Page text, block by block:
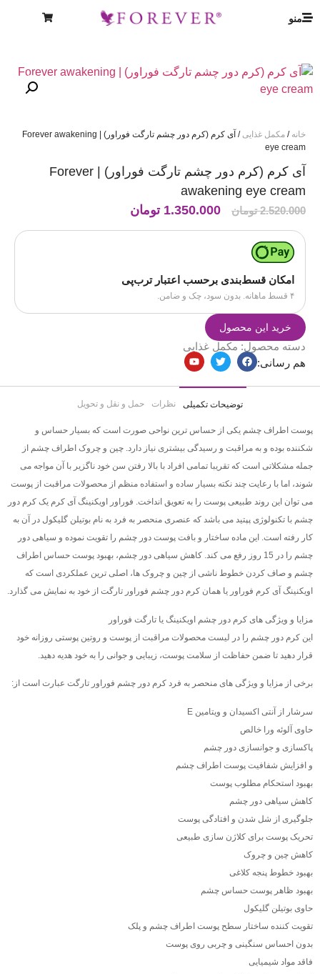
منو
خانه / مکمل غذایی
/ آی کرم (کرم دور چشم تارگت فوراور) | Forever awakening
eye cream
آی کرم (کرم دور چشم تارگت فوراور) | Forever
awakening eye cream
2.520.000 تومان 1.350.000 تومان
امکان قسط‌بندی برحسب اعتبار ترب‌پی
۴ قسط ماهانه. بدون سود، چک و ضامن.
خرید این محصول
دسته محصول: مکمل غذایی
هم رسانی:
توضیحات تکمیلی نظرات حمل و نقل و تحویل
پوست اطراف چشم یکی از حساس ترین نواحی صورت است که بسیار حساس و
شکننده بوده و به مراقبت و رسیدگی بیشتری نیاز دارد. چین و چروک اطراف چشم از
جمله مشکلاتی است که تقریبا تمامی افراد با بالا رفتن سن خود ناگزیر با آن مواجه می
شوند، اما با رعایت چند نکته بسیار ساده و استفاده منظم از محصولات مراقبت از پوست
می توان این روند طبیعی پوست را به تعویق انداخت. فوراور اویکنینگ آی کرم یک کرم دور
چشم با تکنولوژی پپتید می باشد که عنصری منحصر به فرد به نام بوتیلن گلیکول در آن به
کار رفته است. این ماده ساختار و بافت پوست دور چشم را تقویت نموده و سیاهی دور
چشم را در 15 روز رفع می کند. کاهش سیاهی دور چشم، بهبود پوست حساس اطراف
چشم و صاف کردن خطوط ناشی از چین و چروک ها، اصلی ترین عملکردی است که
اویکنینگ آی کرم فوراور یا همان کرم دور چشم فوراور تارگت از خود به نمایش می گذارد.
مزایا و ویژگی های کرم دور چشم اویکنینگ یا تارگت فوراور
این کرم دور چشم را در لیست محصولات مراقبت از پوست و روتین پوستی روزانه خود
قرار دهید تا ضمن حفاظت از سلامت پوست، زیبایی و جوانی را به خود هدیه دهید.
برخی از مزایا و ویژگی های منحصر به فرد کرم دور چشم فوراور تارگت عبارت است از:
سرشار از آنتی اکسیدان و ویتامین E
حاوی آلوئه ورا خالص
پاکسازی و جوانسازی دور چشم
و افزایش شفافیت پوست اطراف چشم
بهبود استحکام مطلوب پوست
کاهش سیاهی دور چشم
جلوگیری از شل شدن و افتادگی پوست
تحریک پوست برای کلاژن سازی طبیعی
کاهش چین و چروک
بهبود خطوط پنجه کلاغی
بهبود ظاهر پوست حساس چشم
حاوی بوتیلن گلیکول
تقویت کننده ساختار سطح پوست اطراف چشم و پلک
بدون احساس سنگینی و چربی روی پوست
فاقد مواد شیمیایی